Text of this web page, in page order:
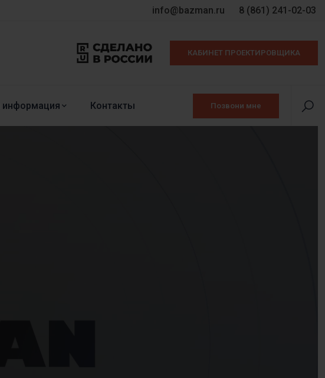
info@bazman.ru 8 (861) 241-02-03
КАБИНЕТ ПРОЕКТИРОВЩИКА
информация Контакты Позвони мне